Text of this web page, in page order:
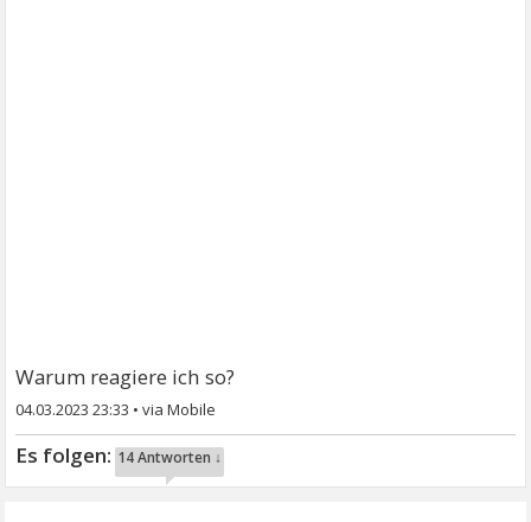
Warum reagiere ich so?
04.03.2023 23:33 •
14 Antworten ↓